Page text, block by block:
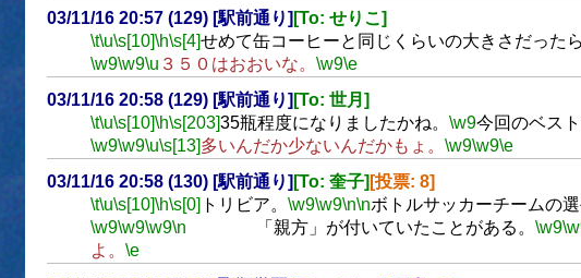
03/11/16 20:57 (129) [駅前通り] [To: せりこ]
\t\u\s[10]\h\s[4]せめて缶コーヒーと同じくらいの大きさだった
\w9\w9\u ３５０はおおいな。 \w9\e
03/11/16 20:58 (129) [駅前通り] [To: 世月]
\t\u\s[10]\h\s[203]35瓶程度になりましたかね。 \w9今回のベスト
\w9\w9\u\s[13]多いんだか少ないんだかもょ。 \w9\w9\e
03/11/16 20:58 (130) [駅前通り] [To: 奎子] [投票: 8]
\t\u\s[10]\h\s[0] トリビア。 \w9\w9\n\nボトルサッカーチームの
\w9\w9\w9\n 「親方」が付いていたことがある。 \w9
よ。 \e